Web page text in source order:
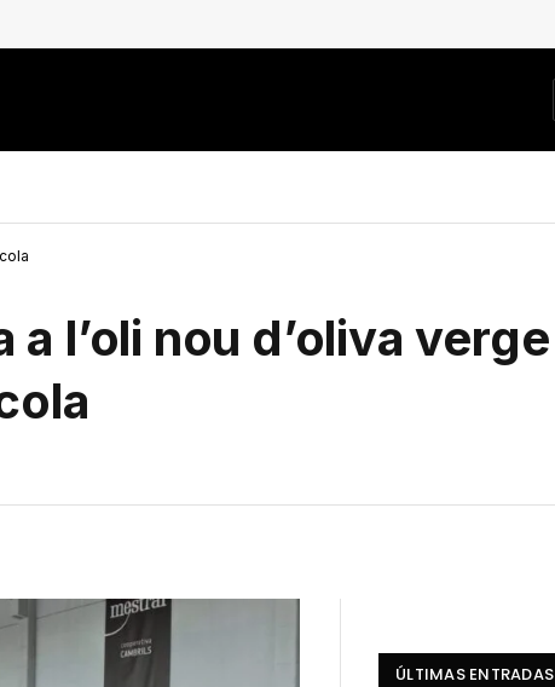
l’oli nou d’oliva verge
ÚLTIMAS ENTRADAS